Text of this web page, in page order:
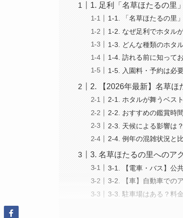
1. 足利「名草ほたるの里
1-1. 「名草ほたるの里
1-2. なぜ足利でホタル
1-3. どんな種類のホタ
1-4. 訪れる前に知って
1-5. 入園料・予約は必
2. 【2026年最新】名草ほ
2-1. ホタルが舞うベス
2-2. おすすめの鑑賞時
2-3. 天候による影響は
2-4. 例年の混雑状況と
3. 名草ほたるの里へのア
3-1. 【電車・バス】公
3-2. 【車】自動車での
3-3. 駐車場はある？料